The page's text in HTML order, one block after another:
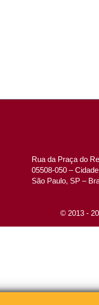
Rua da Praça do
05508-050 –
São Paulo, SP –
© 2013 -